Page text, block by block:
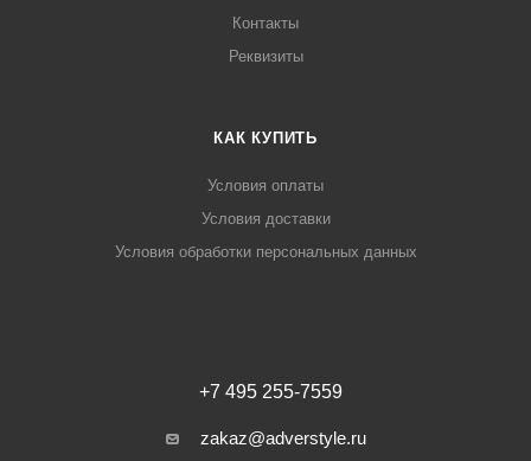
Контакты
Реквизиты
КАК КУПИТЬ
Условия оплаты
Условия доставки
Условия обработки персональных данных
+7 495 255-7559
zakaz@adverstyle.ru